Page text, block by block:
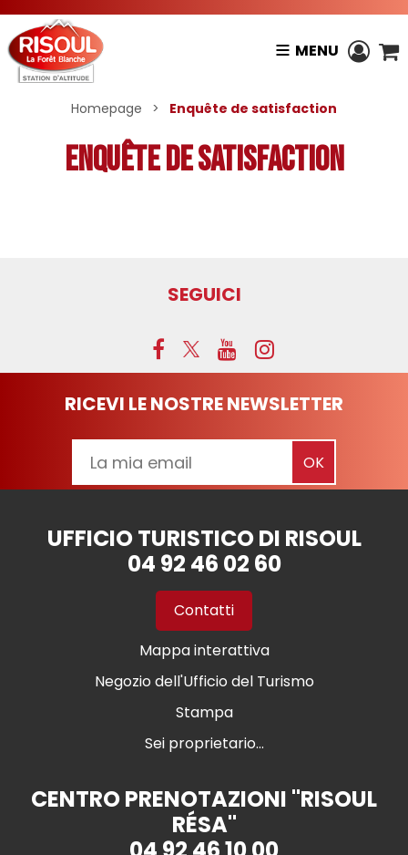
MENU
Homepage > Enquête de satisfaction
Enquête de satisfaction
SEGUICI
RICEVI LE NOSTRE NEWSLETTER
UFFICIO TURISTICO DI RISOUL
04 92 46 02 60
Contatti
Mappa interattiva
Negozio dell'Ufficio del Turismo
Stampa
Sei proprietario...
CENTRO PRENOTAZIONI "RISOUL
RÉSA"